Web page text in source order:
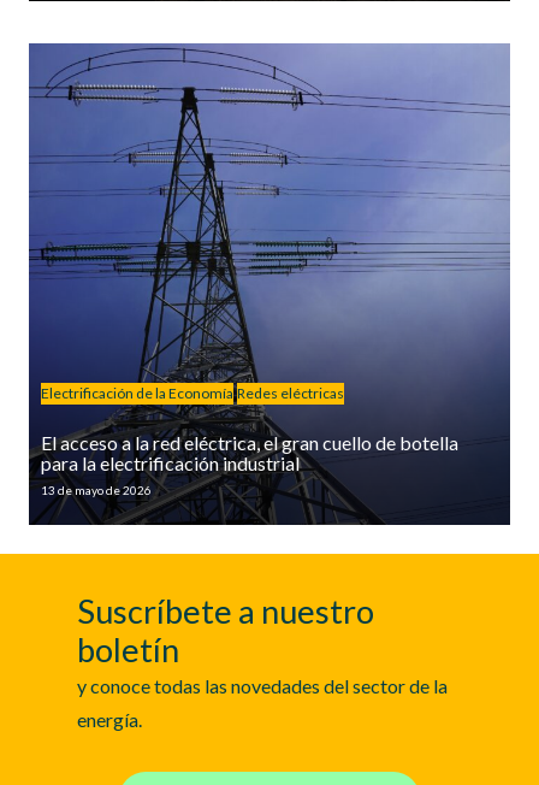
Electrificación de la Economía Redes eléctricas
El acceso a la red eléctrica, el gran cuello de botella
para la electrificación industrial
13 de mayo de 2026
Suscríbete a nuestro
boletín
y conoce todas las novedades del sector de la
energía.